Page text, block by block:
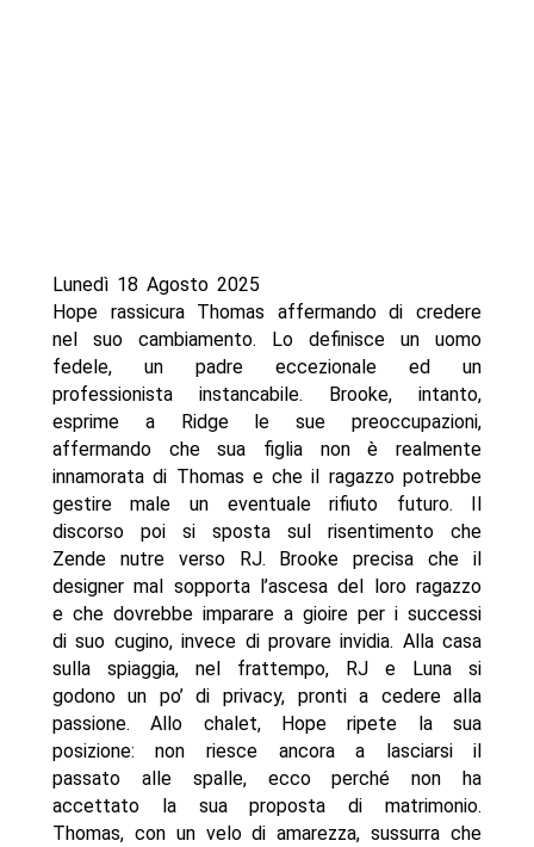
Lunedì 18 Agosto 2025
Hope rassicura Thomas affermando di credere
nel suo cambiamento. Lo definisce un uomo
fedele, un padre eccezionale ed un
professionista instancabile. Brooke, intanto,
esprime a Ridge le sue preoccupazioni,
affermando che sua figlia non è realmente
innamorata di Thomas e che il ragazzo potrebbe
gestire male un eventuale rifiuto futuro. Il
discorso poi si sposta sul risentimento che
Zende nutre verso RJ. Brooke precisa che il
designer mal sopporta l’ascesa del loro ragazzo
e che dovrebbe imparare a gioire per i successi
di suo cugino, invece di provare invidia. Alla casa
sulla spiaggia, nel frattempo, RJ e Luna si
godono un po’ di privacy, pronti a cedere alla
passione. Allo chalet, Hope ripete la sua
posizione: non riesce ancora a lasciarsi il
passato alle spalle, ecco perché non ha
accettato la sua proposta di matrimonio.
Thomas, con un velo di amarezza, sussurra che